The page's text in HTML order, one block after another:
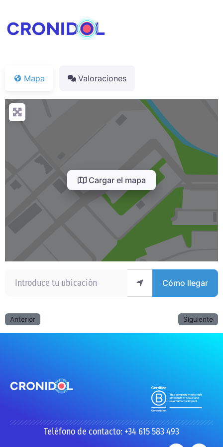
Mapa Valoraciones
Cargar el mapa
Cómo llegar
Anterior Siguiente
Teléfono de contacto: +34 615 583 493